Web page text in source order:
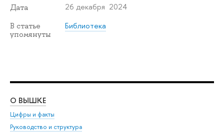
Дата 26 декабря 2024
В статье
упомянуты
Библиотека
О ВЫШКЕ
Цифры и факты
Руководство и структура